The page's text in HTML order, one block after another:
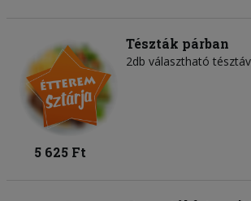
Tészták párban
2db választható
5 625 Ft